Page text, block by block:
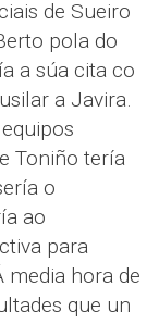
de Sueiro
pola do
a súa cita co
a Javira.
Toniño tería
o
ao
para
media hora de
que un